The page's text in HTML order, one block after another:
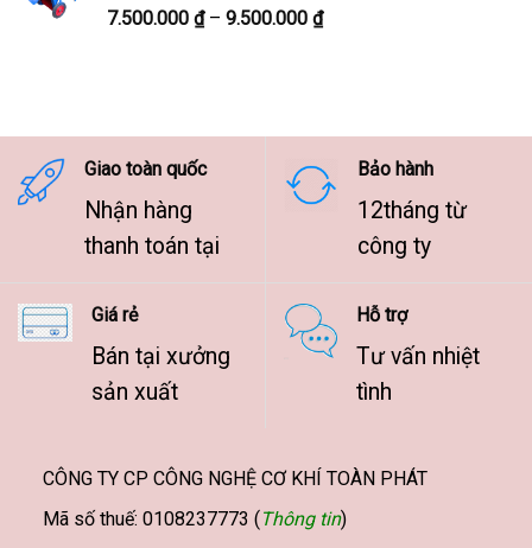
9.500.000 ₫
7.500.000 ₫ – 9.500.000 ₫Khoảng
9.500.000 ₫
Giao toàn quốc
Nhận hàng
thanh toán tại
Bảo hành
12tháng từ
công ty
Giá rẻ
Bán tại xưởng
sản xuất
Hỗ trợ
Tư vấn nhiệt
tình
CÔNG TY CP CÔNG NGHỆ CƠ KHÍ TOÀN PHÁT
Mã số thuế: 0108237773 ( Thông tin)